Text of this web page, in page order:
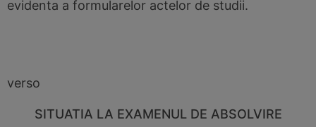
evidenta a formularelor actelor de studii.
verso
SITUATIA LA EXAMENUL DE ABSOLVIRE